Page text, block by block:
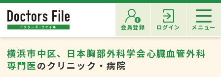
会員登録 ログイン メニュー
横浜市中区、日本胸部外科学会心臓血管外科
専門医のクリニック・病院